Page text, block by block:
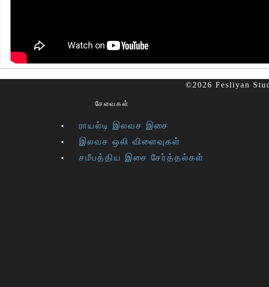
©2026 Fesliyan
சேவைகள்
ராயல்டி இலவச இசை
இலவச ஒலி விளைவுகள்
சமீபத்திய இசை சேர்த்தல்கள்